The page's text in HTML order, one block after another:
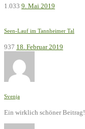
1.033 9. Mai 2019
Seen-Lauf im Tannheimer Tal
937 18. Februar 2019
Svenja
Ein wirklich schöner Beitrag!